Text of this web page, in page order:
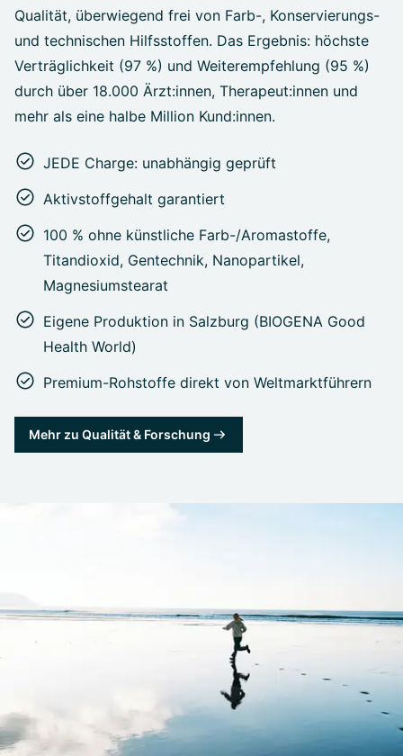
Qualität, überwiegend frei von Farb-, Konservierungs-
und technischen Hilfsstoffen. Das Ergebnis: höchste
Verträglichkeit (97 %) und Weiterempfehlung (95 %)
durch über 18.000 Ärzt:innen, Therapeut:innen und
mehr als eine halbe Million Kund:innen.
JEDE Charge: unabhängig geprüft
Aktivstoffgehalt garantiert
100 % ohne künstliche Farb-/Aromastoffe,
Titandioxid, Gentechnik, Nanopartikel,
Magnesiumstearat
Eigene Produktion in Salzburg (BIOGENA Good
Health World)
Premium-Rohstoffe direkt von Weltmarktführern
Mehr zu Qualität & Forschung